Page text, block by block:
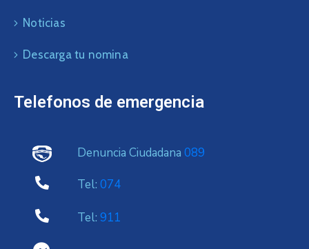
Noticias
Descarga tu nomina
Telefonos de emergencia
Denuncia Ciudadana 089
Tel: 074
Tel: 911